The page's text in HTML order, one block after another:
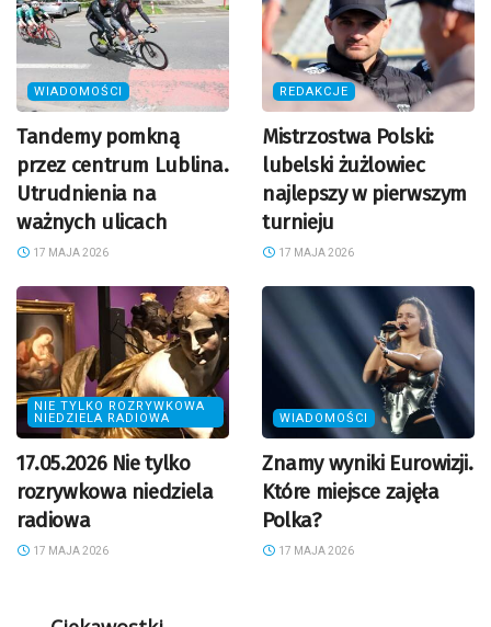
WIADOMOŚCI
Tandemy pomkną
przez centrum Lublina.
Utrudnienia na
ważnych ulicach
17 MAJA 2026
REDAKCJE
Mistrzostwa Polski:
lubelski żużlowiec
najlepszy w pierwszym
turnieju
17 MAJA 2026
NIE TYLKO ROZRYWKOWA
NIEDZIELA RADIOWA
17.05.2026 Nie tylko
rozrywkowa niedziela
radiowa
17 MAJA 2026
WIADOMOŚCI
Znamy wyniki Eurowizji.
Które miejsce zajęła
Polka?
17 MAJA 2026